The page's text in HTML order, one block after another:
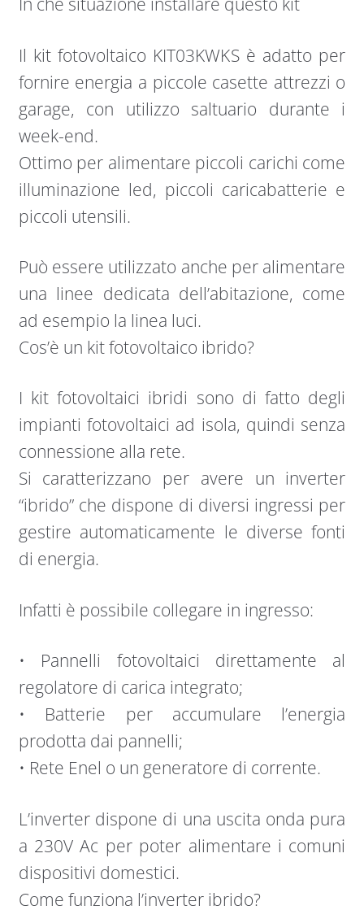
Il kit fotovoltaico KIT03KWKS è adatto per
fornire energia a piccole casette attrezzi o
garage, con utilizzo saltuario durante i
week-end.
Ottimo per alimentare piccoli carichi come
illuminazione led, piccoli caricabatterie e
piccoli utensili.
Può essere utilizzato anche per alimentare
una linee dedicata dell’abitazione, come
ad esempio la linea luci.
Cos’è un kit fotovoltaico ibrido?
I kit fotovoltaici ibridi sono di fatto degli
impianti fotovoltaici ad isola, quindi senza
connessione alla rete.
Si caratterizzano per avere un inverter
“ibrido” che dispone di diversi ingressi per
gestire automaticamente le diverse fonti
di energia.
Infatti è possibile collegare in ingresso:
• Pannelli fotovoltaici direttamente al
regolatore di carica integrato;
• Batterie per accumulare l’energia
prodotta dai pannelli;
• Rete Enel o un generatore di corrente.
L’inverter dispone di una uscita onda pura
a 230V Ac per poter alimentare i comuni
dispositivi domestici.
Come funziona l’inverter ibrido?